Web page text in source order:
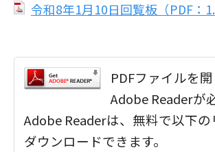
令和8年1月10日回覧板（PDF：
PDFファイルを
Adobe Readerが
Adobe Readerは、無料で以下の
ダウンロードできます。